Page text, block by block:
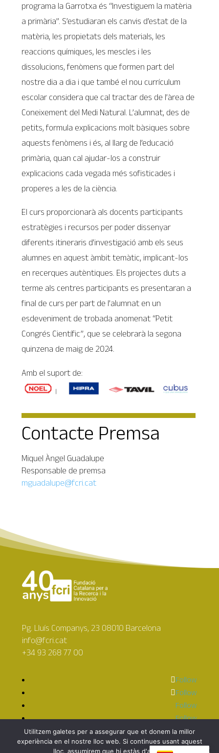
programa la Garrotxa és “Investiguem la matèria
a primària”. S’estudiaran els canvis d’estat de la
matèria, les propietats dels materials, les
reaccions químiques, les mescles i les
dissolucions, fenòmens que formen part del
nostre dia a dia i que també el nou currículum
escolar considera que cal tractar des de l’àrea de
Coneixement del Medi Natural. L’alumnat, des de
petits, formula explicacions molt bàsiques sobre
aquests fenòmens i és, al llarg de l’educació
primària, quan cal ajudar-los a construir
explicacions cada vegada més sofisticades i
properes a les de la ciència.
El curs proporcionarà als docents participants
estratègies i recursos per poder dissenyar
diferents itineraris d’investigació amb els seus
alumnes en aquest àmbit temàtic, implicant-los
en recerques autèntiques. Els projectes duts a
terme als centres participants es presentaran a
final de curs per part de l’alumnat en un
esdeveniment de trobada anomenat “Petit
Congrés Científic”, que se celebrarà la segona
quinzena de maig de 2024.
Amb el suport de:
Contacte Premsa
Miquel Àngel Guadalupe
Responsable de premsa
mguadalupe@fcri.cat
Pg. Lluís Companys, 23 08010 Barcelona
info@fcri.cat
+34 93 268 77 00
Follow
Follow
Follow
Follow
Follow
Utilitzem galetes per a assegurar que et donem la millor
experiència en el nostre lloc web. Si continues usant aquest
lloc, assumirem que hi estàs d'acord.